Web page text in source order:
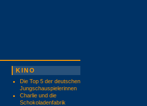
KINO
Die Top 5 der deutschen
Jungschauspielerinnen
Charlie und die
Schokoladenfabrik